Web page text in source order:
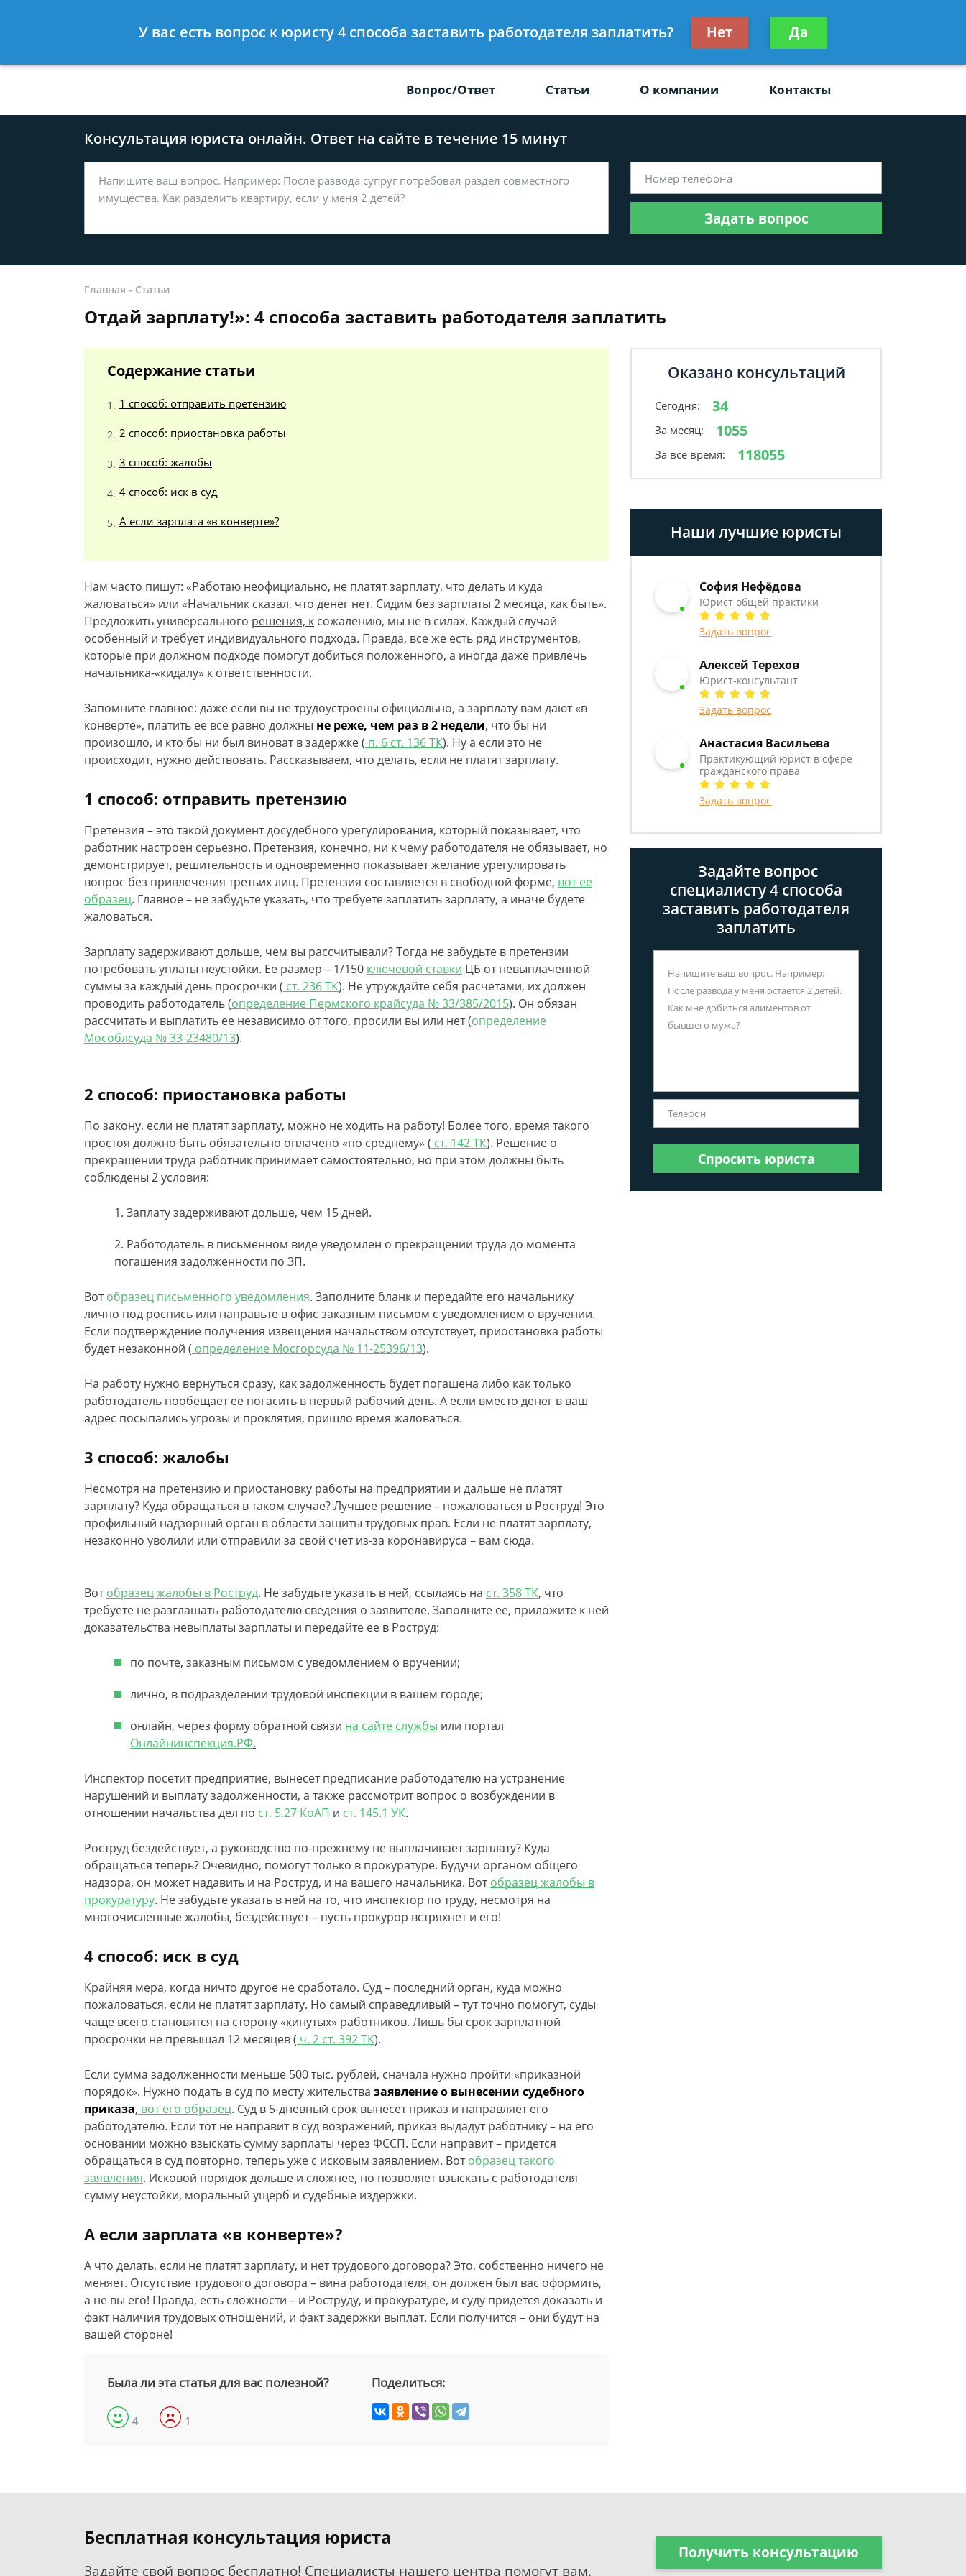
8 499-577-04-56 8 812 509-27-47
Получите консультацию
бесплатно
Задать вопрос
Вопрос/Ответ Статьи О компании Контакты
Консультация юриста онлайн. Ответ на сайте в течение 15 минут
Задать вопрос
Главная - Статьи
Отдай зарплату!»: 4 способа заставить работодателя заплатить
Содержание статьи
1 способ: отправить претензию
2 способ: приостановка работы
3 способ: жалобы
4 способ: иск в суд
А если зарплата «в конверте»?
Нам часто пишут: «Работаю неофициально, не платят зарплату, что делать и куда
жаловаться» или «Начальник сказал, что денег нет. Сидим без зарплаты 2 месяца, как быть».
Предложить универсального решения, к сожалению, мы не в силах. Каждый случай
особенный и требует индивидуального подхода. Правда, все же есть ряд инструментов,
которые при должном подходе помогут добиться положенного, а иногда даже привлечь
начальника-«кидалу» к ответственности.
Запомните главное: даже если вы не трудоустроены официально, а зарплату вам дают «в
конверте», платить ее все равно должны не реже, чем раз в 2 недели, что бы ни
произошло, и кто бы ни был виноват в задержке ( п. 6 ст. 136 ТК). Ну а если это не
происходит, нужно действовать. Рассказываем, что делать, если не платят зарплату.
1 способ: отправить претензию
Претензия – это такой документ досудебного урегулирования, который показывает, что
работник настроен серьезно. Претензия, конечно, ни к чему работодателя не обязывает, но
демонстрирует, решительность и одновременно показывает желание урегулировать
вопрос без привлечения третьих лиц. Претензия составляется в свободной форме, вот ее
образец. Главное – не забудьте указать, что требуете заплатить зарплату, а иначе будете
жаловаться.
Зарплату задерживают дольше, чем вы рассчитывали? Тогда не забудьте в претензии
потребовать уплаты неустойки. Ее размер – 1/150 ключевой ставки ЦБ от невыплаченной
суммы за каждый день просрочки ( ст. 236 ТК). Не утруждайте себя расчетами, их должен
проводить работодатель (определение Пермского крайсуда № 33/385/2015). Он обязан
рассчитать и выплатить ее независимо от того, просили вы или нет (определение
Мособлсуда № 33-23480/13).
2 способ: приостановка работы
По закону, если не платят зарплату, можно не ходить на работу! Более того, время такого
простоя должно быть обязательно оплачено «по среднему» ( ст. 142 ТК). Решение о
прекращении труда работник принимает самостоятельно, но при этом должны быть
соблюдены 2 условия:
Заплату задерживают дольше, чем 15 дней.
Работодатель в письменном виде уведомлен о прекращении труда до момента
погашения задолженности по ЗП.
Вотобразец письменного уведомления. Заполните бланк и передайте его начальнику
лично под роспись или направьте в офис заказным письмом с уведомлением о вручении.
Если подтверждение получения извещения начальством отсутствует, приостановка работы
будет незаконной ( определение Мосгорсуда № 11-25396/13).
На работу нужно вернуться сразу, как задолженность будет погашена либо как только
работодатель пообещает ее погасить в первый рабочий день. А если вместо денег в ваш
адрес посыпались угрозы и проклятия, пришло время жаловаться.
3 способ: жалобы
Несмотря на претензию и приостановку работы на предприятии и дальше не платят
зарплату? Куда обращаться в таком случае? Лучшее решение – пожаловаться в Роструд! Это
профильный надзорный орган в области защиты трудовых прав. Если не платят зарплату,
незаконно уволили или отправили за свой счет из-за коронавируса – вам сюда.
Вотобразец жалобы в Роструд. Не забудьте указать в ней, ссылаясь на ст. 358 ТК, что
требуете не разглашать работодателю сведения о заявителе. Заполните ее, приложите к ней
доказательства невыплаты зарплаты и передайте ее в Роструд:
по почте, заказным письмом с уведомлением о вручении;
лично, в подразделении трудовой инспекции в вашем городе;
онлайн, через форму обратной связи на сайте службы или портал
Онлайнинспекция.РФ.
Инспектор посетит предприятие, вынесет предписание работодателю на устранение
нарушений и выплату задолженности, а также рассмотрит вопрос о возбуждении в
отношении начальства дел по ст. 5.27 КоАП и ст. 145.1 УК.
Роструд бездействует, а руководство по-прежнему не выплачивает зарплату? Куда
обращаться теперь? Очевидно, помогут только в прокуратуре. Будучи органом общего
надзора, он может надавить и на Роструд, и на вашего начальника. Вотобразец жалобы в
прокуратуру. Не забудьте указать в ней на то, что инспектор по труду, несмотря на
многочисленные жалобы, бездействует – пусть прокурор встряхнет и его!
4 способ: иск в суд
Крайняя мера, когда ничто другое не сработало. Суд – последний орган, куда можно
пожаловаться, если не платят зарплату. Но самый справедливый – тут точно помогут, суды
чаще всего становятся на сторону «кинутых» работников. Лишь бы срок зарплатной
просрочки не превышал 12 месяцев ( ч. 2 ст. 392 ТК).
Если сумма задолженности меньше 500 тыс. рублей, сначала нужно пройти «приказной
порядок». Нужно подать в суд по месту жительства заявление о вынесении судебного
приказа, вот его образец. Суд в 5-дневный срок вынесет приказ и направляет его
работодателю. Если тот не направит в суд возражений, приказ выдадут работнику – на его
основании можно взыскать сумму зарплаты через ФССП. Если направит – придется
обращаться в суд повторно, теперь уже с исковым заявлением. Вотобразец такого
заявления. Исковой порядок дольше и сложнее, но позволяет взыскать с работодателя
сумму неустойки, моральный ущерб и судебные издержки.
А если зарплата «в конверте»?
А что делать, если не платят зарплату, и нет трудового договора? Это, собственно ничего не
меняет. Отсутствие трудового договора – вина работодателя, он должен был вас оформить,
а не вы его! Правда, есть сложности – и Роструду, и прокуратуре, и суду придется доказать и
факт наличия трудовых отношений, и факт задержки выплат. Если получится – они будут на
вашей стороне!
Была ли эта статья для вас полезной?
4 1
Поделиться:
Оказано консультаций
Сегодня: 34
За месяц: 1055
За все время: 118055
Наши лучшие юристы
София Нефёдова
Юрист общей практики
Задать вопрос
Алексей Терехов
Юрист-консультант
Задать вопрос
Анастасия Васильева
Практикующий юрист в сфере
гражданского права
Задать вопрос
Задайте вопрос
специалисту4 способа
заставить работодателя
заплатить
Спросить юриста
Бесплатная консультация юриста
Задайте свой вопрос бесплатно! Специалисты нашего центра помогут вам.
Получить консультацию
У вас есть вопрос к юристу 4 способа заставить работодателя заплатить? Нет Да